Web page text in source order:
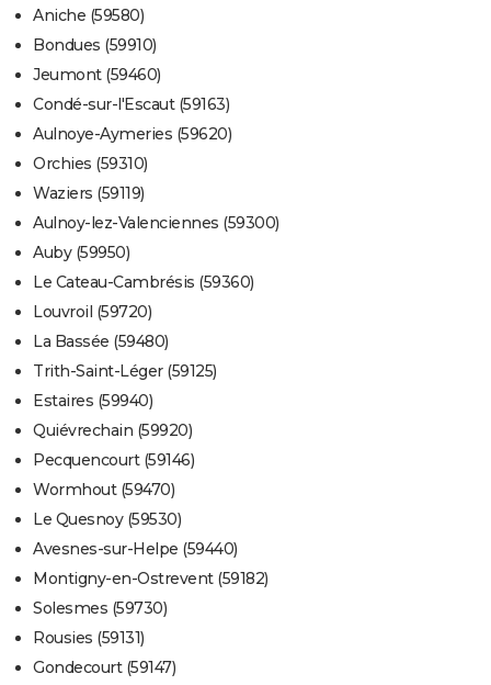
Aniche (59580)
Bondues (59910)
Jeumont (59460)
Condé-sur-l'Escaut (59163)
Aulnoye-Aymeries (59620)
Orchies (59310)
Waziers (59119)
Aulnoy-lez-Valenciennes (59300)
Auby (59950)
Le Cateau-Cambrésis (59360)
Louvroil (59720)
La Bassée (59480)
Trith-Saint-Léger (59125)
Estaires (59940)
Quiévrechain (59920)
Pecquencourt (59146)
Wormhout (59470)
Le Quesnoy (59530)
Avesnes-sur-Helpe (59440)
Montigny-en-Ostrevent (59182)
Solesmes (59730)
Rousies (59131)
Gondecourt (59147)